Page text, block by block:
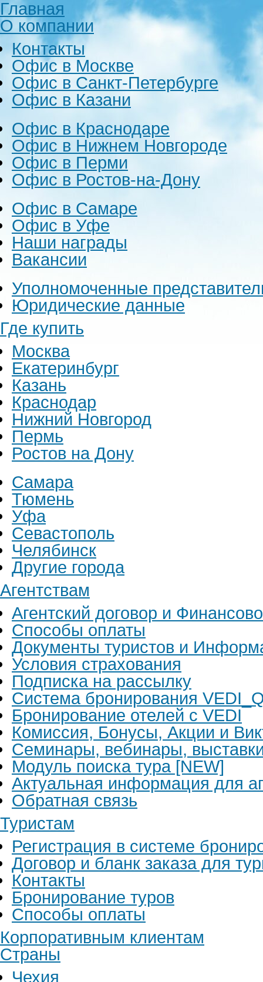
Главная
О компании
Контакты
Офис в Москве
Офис в Санкт-Петербурге
Офис в Казани
Офис в Краснодаре
Офис в Нижнем Новгороде
Офис в Перми
Офис в Ростов-на-Дону
Офис в Самаре
Офис в Уфе
Наши награды
Вакансии
Уполномоченные
Юридические данные
Где купить
Москва
Екатеринбург
Казань
Краснодар
Нижний Новгород
Пермь
Ростов на Дону
Самара
Тюмень
Уфа
Севастополь
Челябинск
Другие города
Агентствам
Агентский договор и
Способы оплаты
Документы туристов и
Условия страхования
Подписка на рассылку
Система бронирования
Бронирование отелей с VEDI
Комиссия, Бонусы, Акции и
Семинары, вебинары,
Модуль поиска тура [NEW]
Актуальная информация для
Обратная связь
Туристам
Регистрация в системе
Договор и бланк заказа для
Контакты
Бронирование туров
Способы оплаты
Корпоративным клиентам
Страны
Чехия